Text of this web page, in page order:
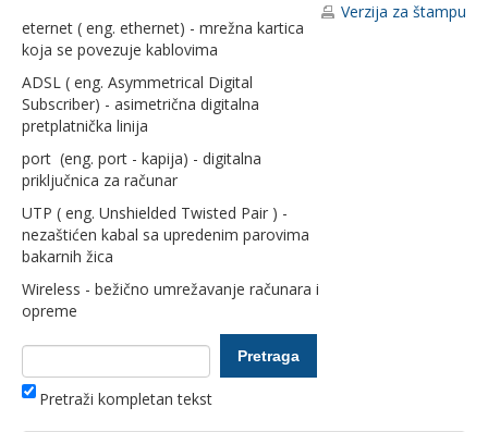
Verzija za štampu
eternet ( eng. ethernet) - mrežna kartica
koja se povezuje kablovima
ADSL ( eng. Asymmetrical Digital
Subscriber) - asimetrična digitalna
pretplatnička linija
port (eng. port - kapija) - digitalna
priključnica za računar
UTP ( eng. Unshielded Twisted Pair ) -
nezaštićen kabal sa upredenim parovima
bakarnih žica
Wireless - bežično umrežavanje računara i
opreme
Pretraži kompletan tekst